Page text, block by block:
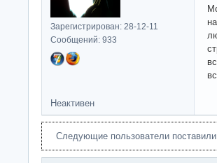
Зарегистрирован: 28-12-11
Сообщений: 933
Неактивен
Следующие пользователи